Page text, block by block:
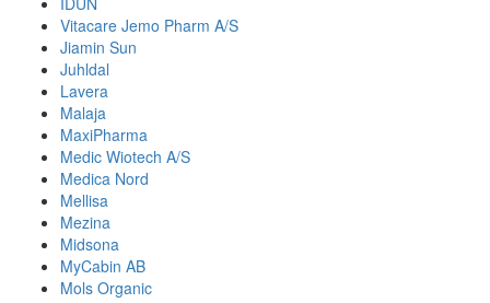
Vitacare Jemo Pharm A/S
Jiamin Sun
Juhldal
Lavera
Malaja
MaxiPharma
Medic Wiotech A/S
Medica Nord
Mellisa
Mezina
Midsona
MyCabin AB
Mols Organic